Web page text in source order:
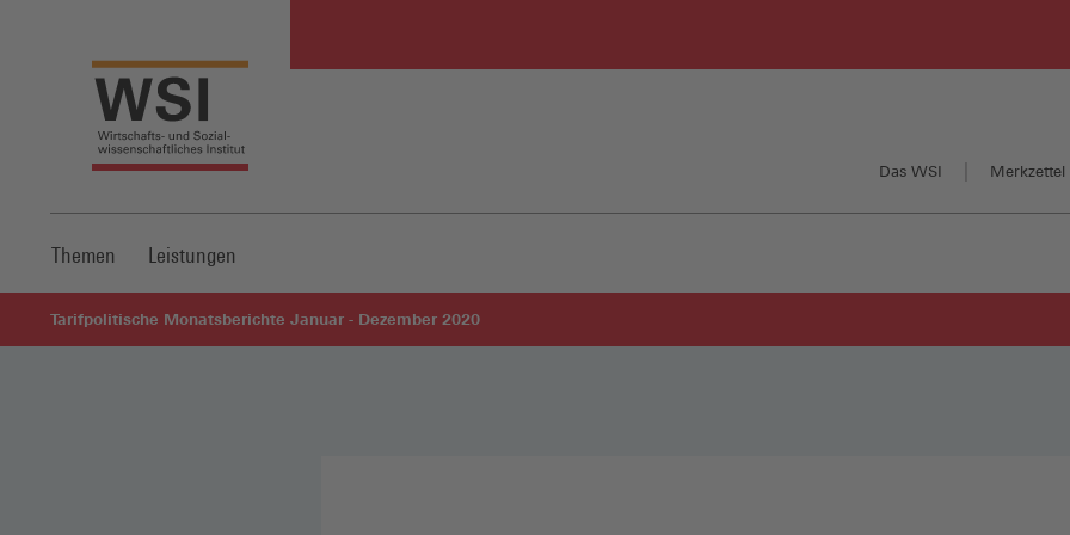
Das WSI Merkzettel
Themen Leistungen
Tarifpolitische Monatsberichte Januar - Dezember 2020